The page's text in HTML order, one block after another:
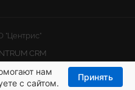
нам
с сайтом.
Принять
"Центрис"
CRM